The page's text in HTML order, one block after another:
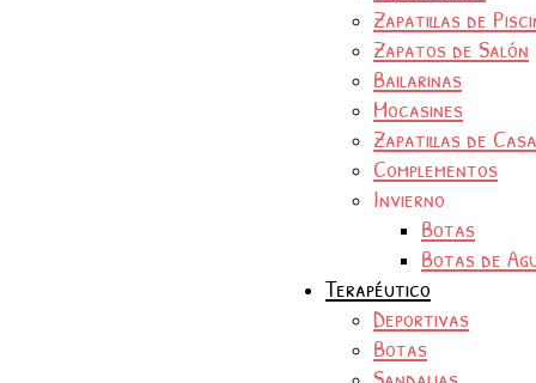
Zapatillas de
Zapatos de Salón
Bailarinas
Mocasines
Zapatillas de Casa
Complementos
Invierno
Botas
Botas de
Terapéutico
Deportivas
Botas